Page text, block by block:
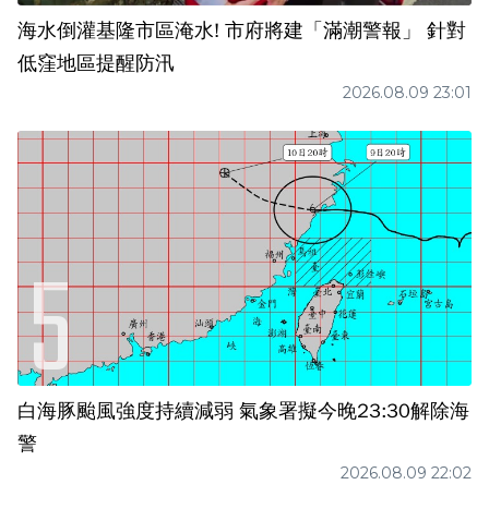
海水倒灌基隆市區淹水! 市府將建「滿潮警報」 針對
低窪地區提醒防汛
2026.08.09 23:01
白海豚颱風強度持續減弱 氣象署擬今晚23:30解除海
警
2026.08.09 22:02